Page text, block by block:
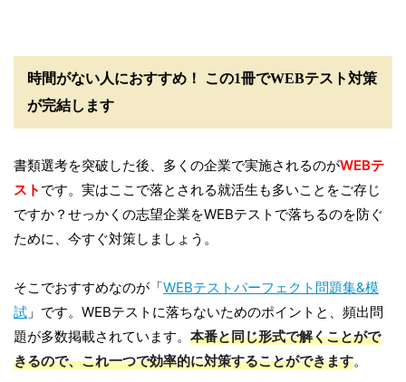
時間がない人におすすめ！ この1冊でWEBテスト対策
が完結します
書類選考を突破した後、多くの企業で実施されるのがWEBテ
スト です。実はここで落とされる就活生も多いことをご存じ
ですか？せっかくの志望企業をWEBテストで落ちるのを防ぐ
ために、今すぐ対策しましょう。
そこでおすすめなのが「WEBテストパーフェクト問題集&模
試 」です。WEBテストに落ちないためのポイントと、頻出問
題が多数掲載されています。 本番と同じ形式で解くことがで
きるので、これ一つで効率的に対策することができます。